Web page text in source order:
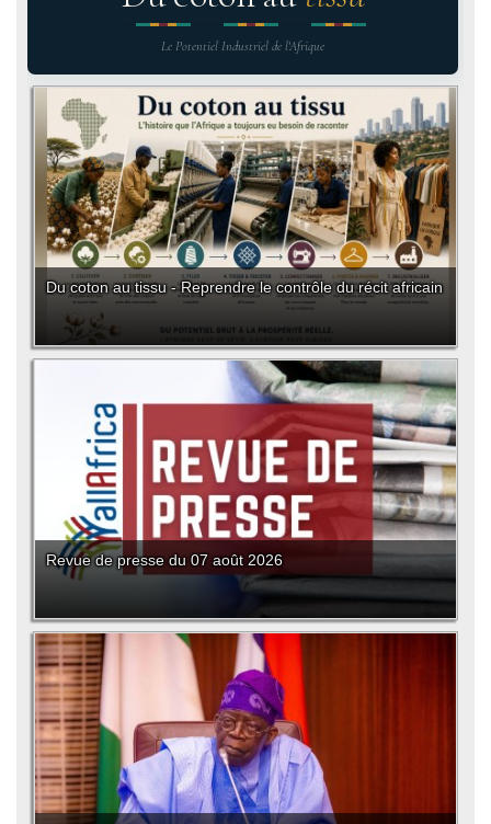
Le Potentiel Industriel de l'Afrique
Du coton au tissu - Reprendre le contrôle du récit africain
Revue de presse du 07 août 2026